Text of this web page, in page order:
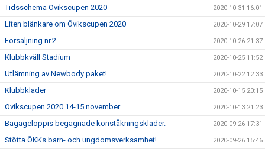
Tidsschema Övikscupen 2020 2020-10-31 16:01
Liten blänkare om Övikscupen 2020 2020-10-29 17:07
Försäljning nr.2 2020-10-26 21:37
Klubbkväll Stadium 2020-10-25 11:52
Utlämning av Newbody paket! 2020-10-22 12:33
Klubbkläder 2020-10-15 20:15
Övikscupen 2020 14-15 november 2020-10-13 21:23
Bagageloppis begagnade konståkningskläder. 2020-09-26 17:31
Stötta ÖKKs barn- och ungdomsverksamhet! 2020-09-26 15:46